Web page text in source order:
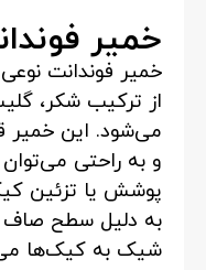
خمیر
خمیر فوندانت
از ترکیب شکر،
می‌شود. این خمیر
و به راحتی می‌توان
پوشش یا تزئین
به دلیل سطح صاف
شیک به کیک‌ها